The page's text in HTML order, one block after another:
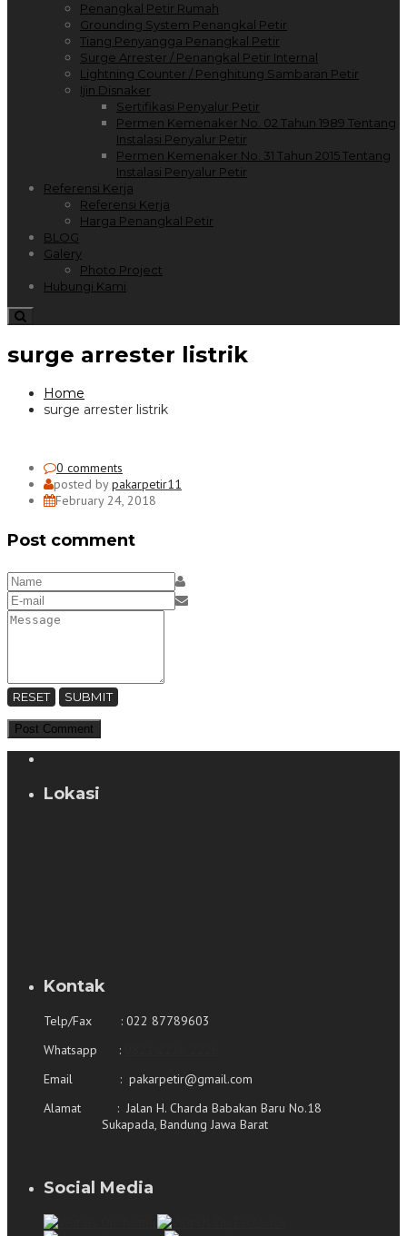
Penangkal Petir Rumah
Grounding System Penangkal Petir
Tiang Penyangga Penangkal Petir
Surge Arrester / Penangkal Petir Internal
Lightning Counter / Penghitung Sambaran Petir
Ijin Disnaker
Sertifikasi Penyalur Petir
Permen Kemenaker No. 02 Tahun 1989 Tentang
Instalasi Penyalur Petir
Permen Kemenaker No. 31 Tahun 2015 Tentang
Instalasi Penyalur Petir
Referensi Kerja
Referensi Kerja
Harga Penangkal Petir
BLOG
Galery
Photo Project
Hubungi Kami
surge arrester listrik
Home
surge arrester listrik
0 comments
posted bypakarpetir11
February 24, 2018
Post comment
RESET SUBMIT
Lokasi
Kontak
Telp/Fax : 022 87789603
Whatsapp :
Email : pakarpetir@gmail.com
Alamat : Jalan H. Charda Babakan Baru No.18
Sukapada, Bandung Jawa Barat
Social Media